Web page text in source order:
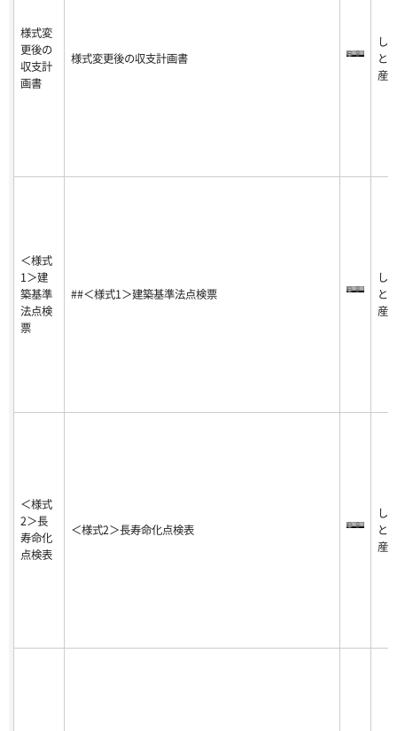
様式変
更後の
収支計
画書
様式変更後の収支計画書
し
と
産
＜様式
1＞建
築基準
法点検
票
##＜様式1＞建築基準法点検票
し
と
産
＜様式
2＞長
寿命化
点検表
＜様式2＞長寿命化点検表
し
と
産